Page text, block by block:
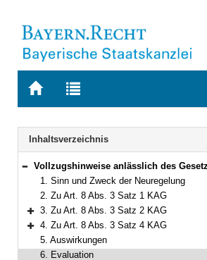
Zur
BAYERN.RECHT
Zur
letzten
Suche
Navigation
Inhaltsverzeichnis
Bereich reduzieren
Vollzugshinweise anlässlich des Gesetzes zur Änderung des
1. Sinn und Zweck der Neuregelung
2. Zu Art. 8 Abs. 3 Satz 1 KAG
Bereich erweitern
3. Zu Art. 8 Abs. 3 Satz 2 KAG
Bereich erweitern
4. Zu Art. 8 Abs. 3 Satz 4 KAG
5. Auswirkungen
6. Evaluation